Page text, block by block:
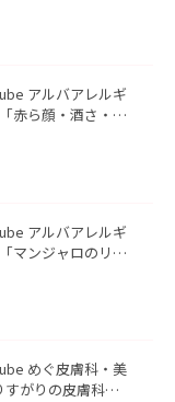
アルバアレルギ
赤ら顔・酒さ・ニ
アルバアレルギ
マンジャロのリア
めぐ皮膚科・美
すがりの皮膚科